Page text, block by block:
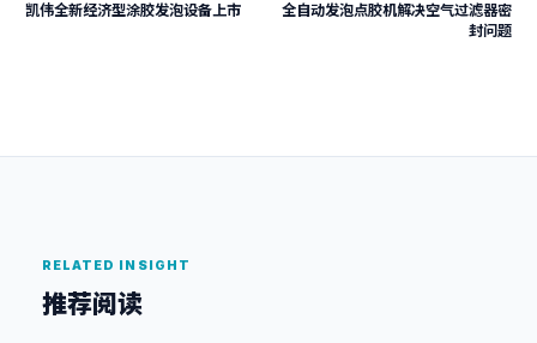
凯伟全新经济型涂胶发泡设备上市
全自动发泡点胶机解决空气过滤器密
封问题
RELATED INSIGHT
推荐阅读